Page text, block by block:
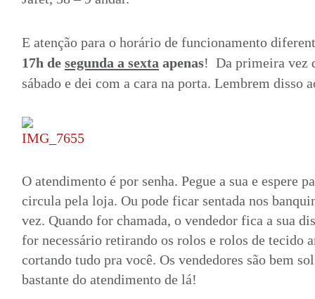
E atenção para o horário de funcionamento
17h de segunda a sexta apenas! Da primeira vez
sábado e dei com a cara na porta. Lembrem disso
O atendimento é por senha. Pegue a sua e espere
circula pela loja. Ou pode ficar sentada nos
vez. Quando for chamada, o vendedor fica a sua
for necessário retirando os rolos e rolos de tecido
cortando tudo pra você. Os vendedores são bem
bastante do atendimento de lá!